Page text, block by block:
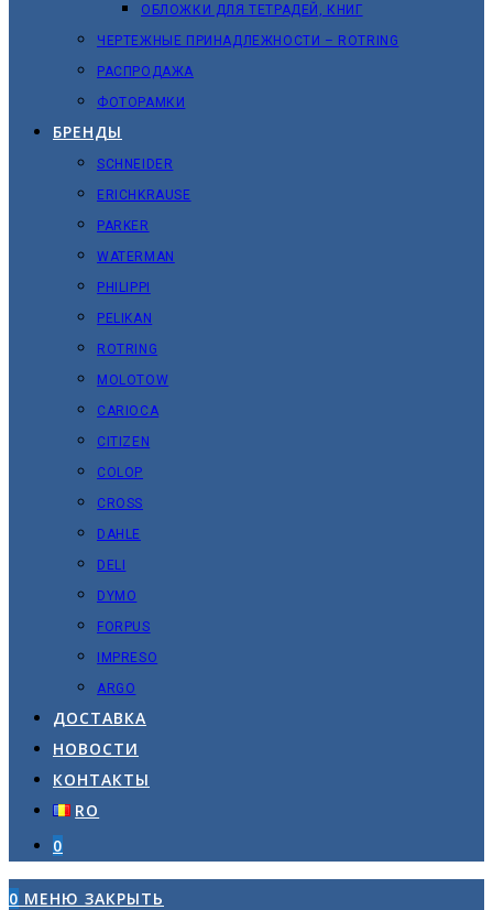
ОБЛОЖКИ ДЛЯ ТЕТРАДЕЙ, КНИГ
ЧЕРТЕЖНЫЕ ПРИНАДЛЕЖНОСТИ – ROTRING
РАСПРОДАЖА
ФОТОРАМКИ
БРЕНДЫ
SCHNEIDER
ERICHKRAUSE
PARKER
WATERMAN
PHILIPPI
PELIKAN
ROTRING
MOLOTOW
CARIOCA
CITIZEN
COLOP
CROSS
DAHLE
DELI
DYMO
FORPUS
IMPRESO
ARGO
ДОСТАВКА
НОВОСТИ
КОНТАКТЫ
RO
0
0 МЕНЮ ЗАКРЫТЬ